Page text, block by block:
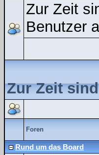
Zur Zeit
Benutzer
Zur Zeit
Foren
Rund um das Board